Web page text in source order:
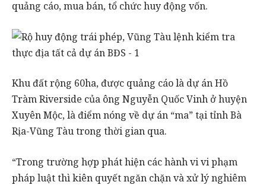
quảng cáo, mua bán, tổ chức huy động vốn.
Khu đất rộng 60ha, được quảng cáo là dự án Hồ
Tràm Riverside của ông Nguyễn Quốc Vinh ở huyện
Xuyên Mộc, là điểm nóng về dự án “ma” tại tỉnh Bà
Rịa-Vũng Tàu trong thời gian qua.
“Trong trường hợp phát hiện các hành vi vi phạm
pháp luật thì kiên quyết ngăn chặn và xử lý nghiêm